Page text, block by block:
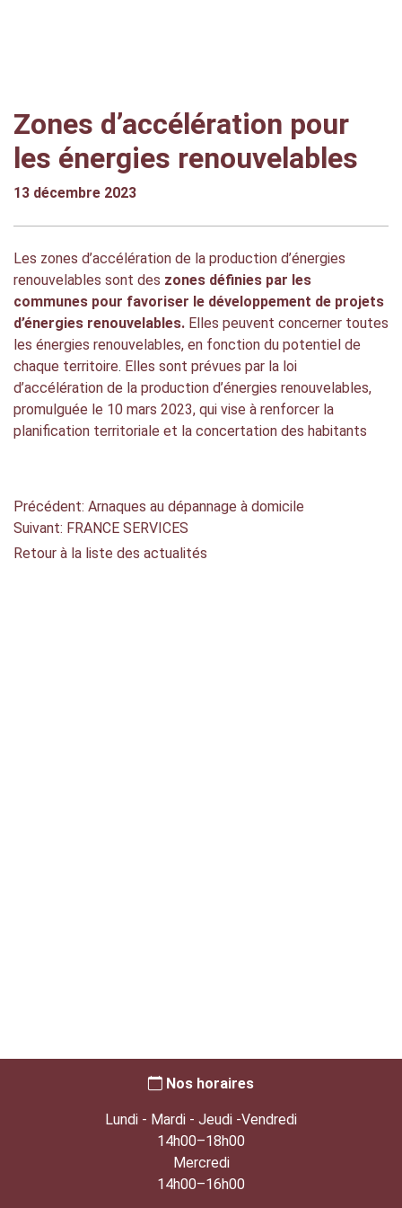
Zones d’accélération pour
les énergies renouvelables
13 décembre 2023
Les zones d’accélération de la production d’énergies
renouvelables sont des zones définies par les
communes pour favoriser le développement de projets
d’énergies renouvelables. Elles peuvent concerner toutes
les énergies renouvelables, en fonction du potentiel de
chaque territoire. Elles sont prévues par la loi
d’accélération de la production d’énergies renouvelables,
promulguée le 10 mars 2023, qui vise à renforcer la
planification territoriale et la concertation des habitants
Précédent: Arnaques au dépannage à domicile
Suivant: FRANCE SERVICES
Retour à la liste des actualités
Nos horaires
Lundi - Mardi - Jeudi -Vendredi
14h00–18h00
Mercredi
14h00–16h00